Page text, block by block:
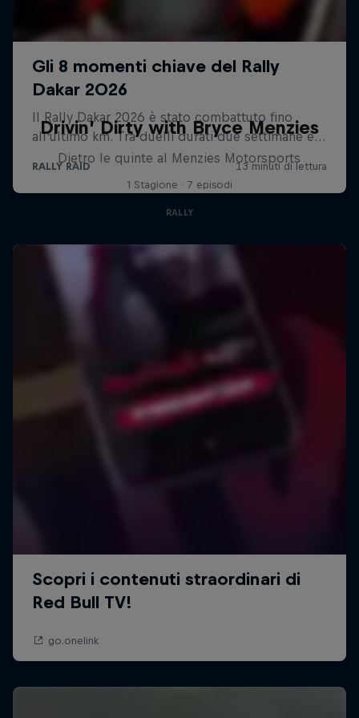
Drivin’ Dirty with Bryce Menzies
Dietro le quinte al Menzies Motorsports
1 Stagione · 7 episodi
RALLY